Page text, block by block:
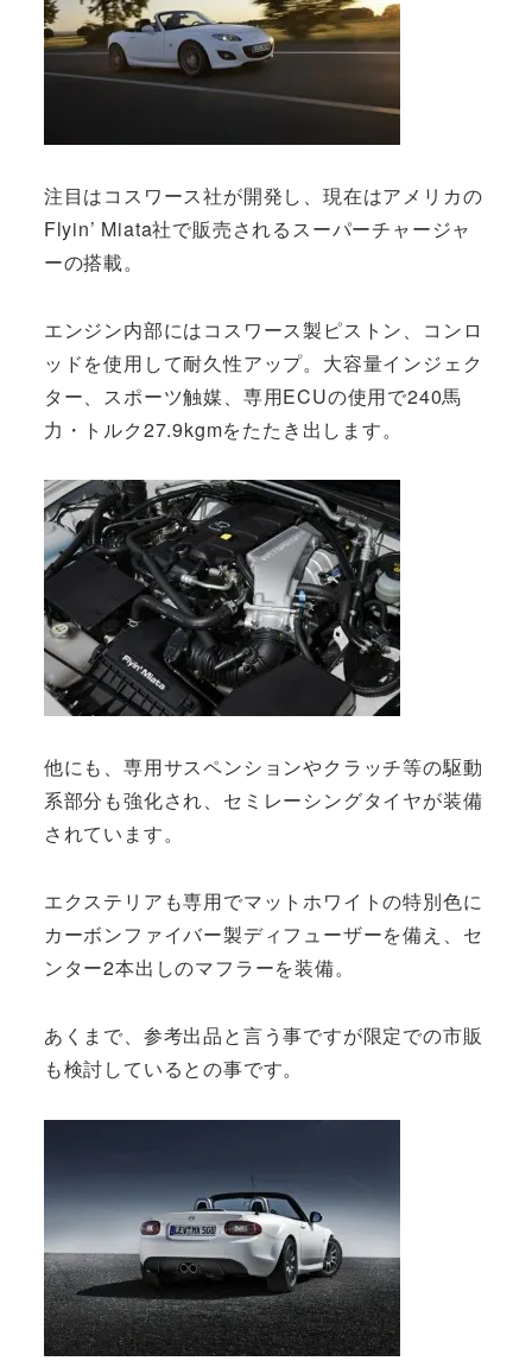
注目はコスワース社が開発し、現在はアメリカの
Flyin’ Miata社で販売されるスーパーチャージャ
ーの搭載。
エンジン内部にはコスワース製ピストン、コンロ
ッドを使用して耐久性アップ。大容量インジェク
ター、スポーツ触媒、専用ECUの使用で240馬
力・トルク27.9kgmをたたき出します。
他にも、専用サスペンションやクラッチ等の駆動
系部分も強化され、セミレーシングタイヤが装備
されています。
エクステリアも専用でマットホワイトの特別色に
カーボンファイバー製ディフューザーを備え、セ
ンター2本出しのマフラーを装備。
あくまで、参考出品と言う事ですが限定での市販
も検討しているとの事です。